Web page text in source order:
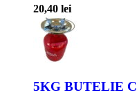
20,40 lei
5KG BUTELIE